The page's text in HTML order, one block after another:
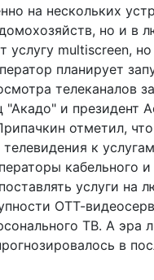
на нескольких
но и в
multiscreen,
планирует
телеканалов
"Акадо" и президент
отметил,
к
кабельного
услуги на
ОТТ-
ТВ. А эра
в